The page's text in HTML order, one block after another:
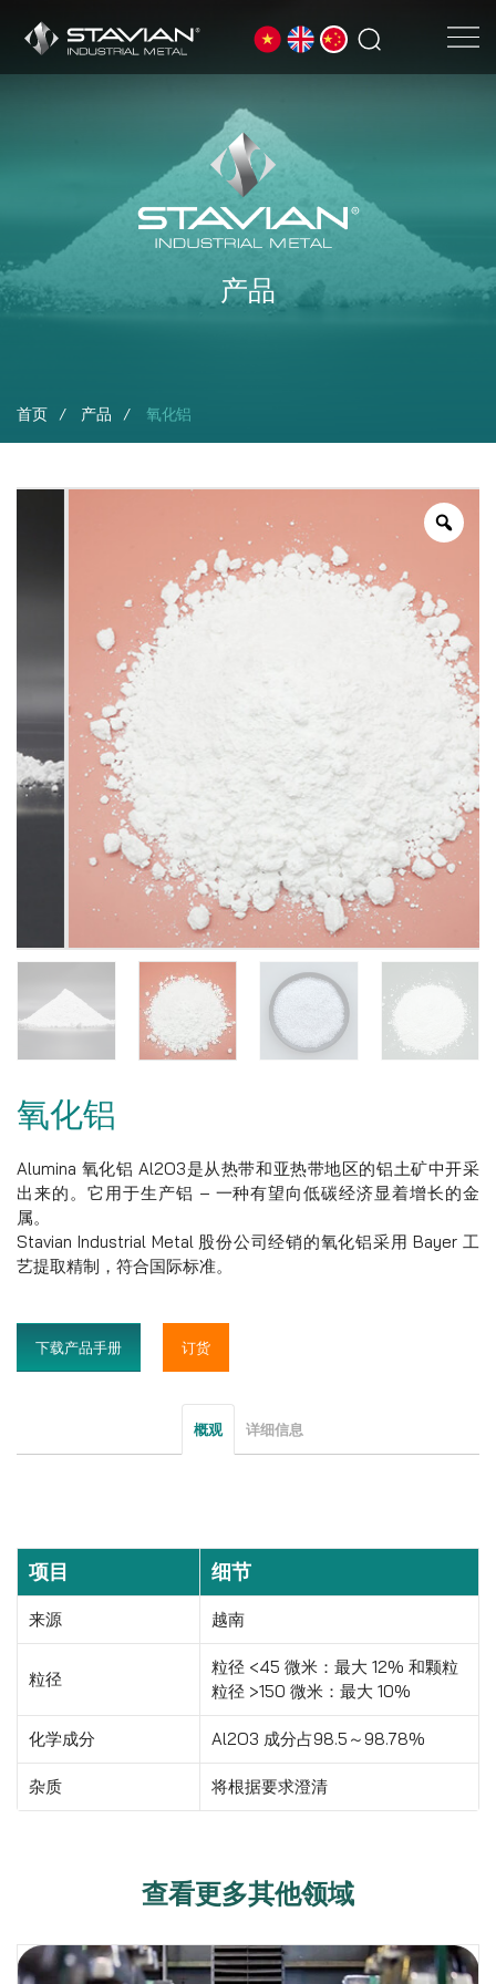
首页 产品 氧化铝
产品
氧化铝
Alumina 氧化铝 Al2O3是从热带和亚热带地区的铝土矿中开采
出来的。它用于生产铝 – 一种有望向低碳经济显着增长的金
属。
Stavian Industrial Metal 股份公司经销的氧化铝采用 Bayer 工
艺提取精制，符合国际标准。
下载产品手册 订货
概观 详细信息
项目 细节
来源 越南
粒径
粒径 <45 微米：最大 12% 和颗粒
粒径 >150 微米：最大 10%
化学成分 Al2O3 成分占98.5～98.78%
杂质 将根据要求澄清
查看更多其他领域